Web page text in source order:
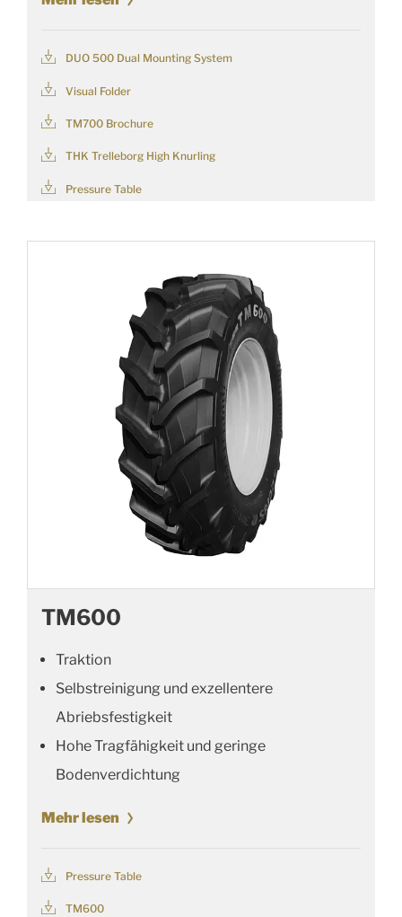
DUO 500 Dual Mounting System
Visual Folder
TM700 Brochure
THK Trelleborg High Knurling
Pressure Table
TM600
Traktion
Selbstreinigung und exzellentere
Abriebsfestigkeit
Hohe Tragfähigkeit und geringe
Bodenverdichtung
Mehr lesen
Pressure Table
TM600